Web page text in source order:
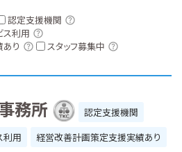
認定支援機関
ス利用
り
スタッフ募集中
務所
認定支援機関
利用
経営改善計画策定支援実績あり